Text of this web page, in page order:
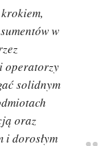
w
operatorzy
solidnym
oraz
i dorosłym